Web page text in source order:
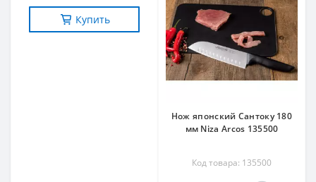
Купить
Нож японский Сантоку 180
мм Niza Arcos 135500
Код товара: 135500